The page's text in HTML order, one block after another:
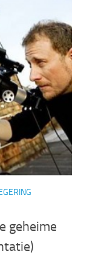
geheime